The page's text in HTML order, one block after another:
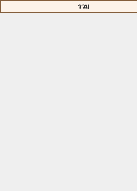
รวม